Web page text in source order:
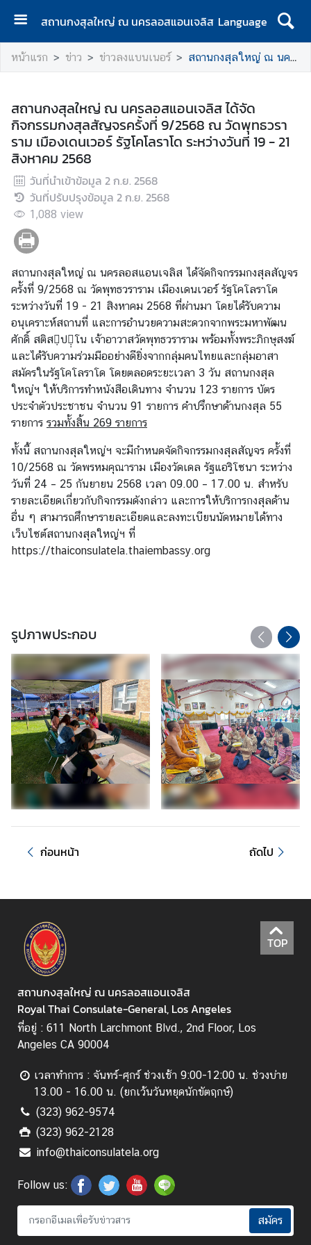
สถานกงสุลใหญ่ ณ นครลอสแอนเจลิส Language
ห
น้
ร
ก
ง
า
น
บ
ริ
ก
ร
ค
น
ไ
ท
ย
ต
ร
จ
ล
ง
ต
ร
า
(
)
ข่
า
ว
แ
ล
ะ
กิ
จ
ก
ร
ลั
ง
ข้
อ
มู
ล
เ
พื่
ชุ
ม
ช
น
กี่
ย
ว
กั
หน้าแรก ข่าว ข่าวลงแบนเนอร์ สถานกงสุลใหญ่ ณ นครลอสแอนเจลิส ได้จัดกิจกรรมกงสุลสัญจรครั้งที่ 9/2568 ณ วัดพุทธวราราม เมืองเดนเวอร์ รัฐโคโลราโด ระหว่างวันที่ 19 - 21 สิงหาคม 2568
สถานกงสุลใหญ่ ณ นครลอสแอนเจลิส ได้จัด
กิจกรรมกงสุลสัญจรครั้งที่ 9/2568 ณ วัดพุทธวรา
ราม เมืองเดนเวอร์ รัฐโคโลราโด ระหว่างวันที่ 19 - 21
สิงหาคม 2568
วันที่นำเข้าข้อมูล 2 ก.ย. 2568
วันที่ปรับปรุงข้อมูล 2 ก.ย. 2568
1,088 view
สถานกงสุลใหญ่ ณ นครลอสแอนเจลิส ได้จัดกิจกรรมกงสุลสัญจร
ครั้งที่ 9/2568 ณ วัดพุทธวราราม เมืองเดนเวอร์ รัฐโคโลราโด
ระหว่างวันที่ 19 - 21 สิงหาคม 2568 ที่ผ่านมา โดยได้รับความ
อนุเคราะห์สถานที่ และการอำนวยความสะดวกจากพระมหาพัฒน
ศักดิ์ สติสม̣ปน̣̣โน เจ้าอาวาสวัดพุทธวราราม พร้อมทั้งพระภิกษุสงฆ์
และได้รับความร่วมมืออย่างดียิ่งจากกลุ่มคนไทยและกลุ่มอาสา
สมัครในรัฐโคโลราโด โดยตลอดระยะเวลา 3 วัน สถานกงสุล
ใหญ่ฯ ให้บริการทำหนังสือเดินทาง จำนวน 123 รายการ บัตร
ประจำตัวประชาชน จำนวน 91 รายการ คำปรึกษาด้านกงสุล 55
รายการ รวมทั้งสิ้น 269 รายการ
ทั้งนี้ สถานกงสุลใหญ่ฯ จะมีกำหนดจัดกิจกรรมกงสุลสัญจร ครั้งที่
10/2568 ณ วัดพรหมคุณาราม เมืองวัดเดล รัฐแอริโซนา ระหว่าง
วันที่ 24 – 25 กันยายน 2568 เวลา 09.00 – 17.00 น. สำหรับ
รายละเอียดเกี่ยวกับกิจกรรมดังกล่าว และการให้บริการกงสุลด้าน
อื่น ๆ สามารถศึกษารายละเอียดและลงทะเบียนนัดหมายได้ทาง
เว็บไซต์สถานกงสุลใหญ่ฯ ที่
https://thaiconsulatela.thaiembassy.org
รูปภาพประกอบ
ก่อนหน้า ถัดไป
TOP
สถานกงสุลใหญ่ ณ นครลอสแอนเจลิส
Royal Thai Consulate-General, Los Angeles
ที่อยู่ : 611 North Larchmont Blvd., 2nd Floor, Los
Angeles CA 90004
เวลาทำการ : จันทร์-ศุกร์ ช่วงเช้า 9:00-12:00 น. ช่วงบ่าย
13.00 - 16.00 น. (ยกเว้นวันหยุดนักขัตฤกษ์)
(323) 962-9574
(323) 962-2128
info@thaiconsulatela.org
Follow us:
สมัคร